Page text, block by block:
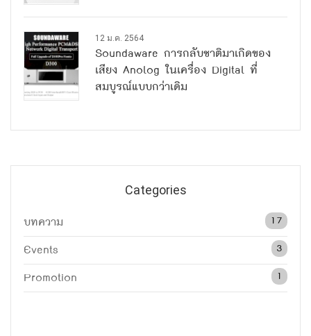
12 ม.ค. 2564
Soundaware การกลับชาติมาเกิดของ
เสียง Anolog ในเครื่อง Digital ที่
สมบูรณ์แบบกว่าเดิม
Categories
บทความ 17
Events 3
Promotion 1